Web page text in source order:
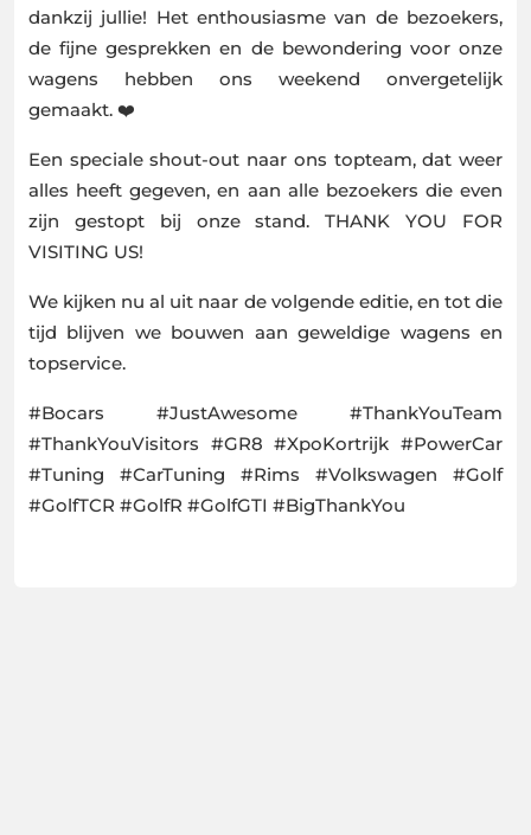
dankzij jullie! Het enthousiasme van de bezoekers,
de fijne gesprekken en de bewondering voor onze
wagens hebben ons weekend onvergetelijk
gemaakt. ❤️
Een speciale shout-out naar ons topteam, dat weer
alles heeft gegeven, en aan alle bezoekers die even
zijn gestopt bij onze stand. THANK YOU FOR
VISITING US!
We kijken nu al uit naar de volgende editie, en tot die
tijd blijven we bouwen aan geweldige wagens en
topservice.
#Bocars #JustAwesome #ThankYouTeam
#ThankYouVisitors #GR8 #XpoKortrijk #PowerCar
#Tuning #CarTuning #Rims #Volkswagen #Golf
#GolfTCR #GolfR #GolfGTI #BigThankYou